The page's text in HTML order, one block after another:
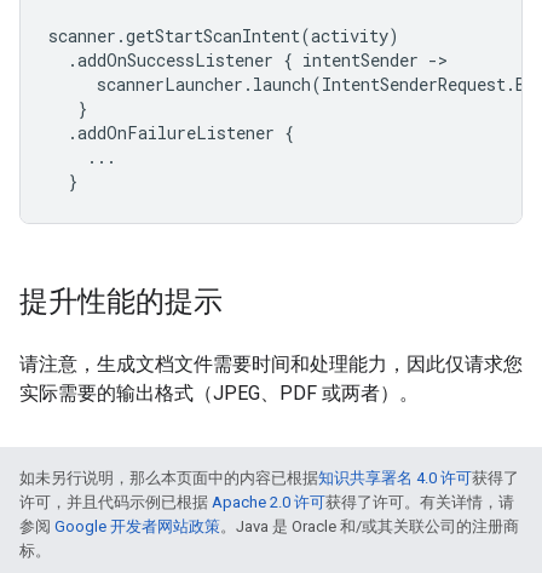
scanner .getStartScanIntent(activity)
.addOnSuccessListener { intentSender -
scannerLauncher . launch(IntentSenderRequest.
}
.addOnFailureListener {
...
}
提升性能的提示
请注意，生成文档文件需要时间和处理能力，因此仅请求您
实际需要的输出格式（JPEG、PDF 或两者）。
如未另行说明，那么本页面中的内容已根据知识共享署名 4.0 许可获得了
许可，并且代码示例已根据 Apache 2.0 许可获得了许可。有关详情，请
参阅 Google 开发者网站政策。Java 是 Oracle 和/或其关联公司的注册商
标。